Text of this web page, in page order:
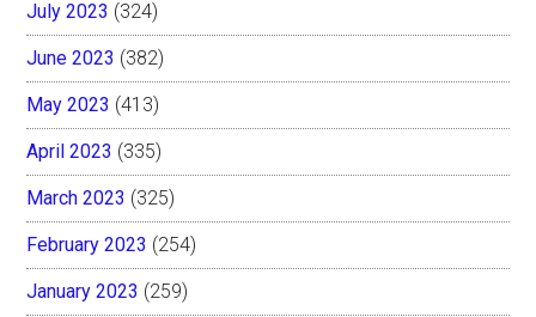
July 2023 (324)
June 2023 (382)
May 2023 (413)
April 2023 (335)
March 2023 (325)
February 2023 (254)
January 2023 (259)